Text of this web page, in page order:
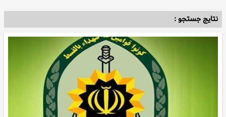
نتایج جستجو :